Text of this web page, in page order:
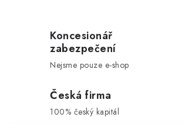
Koncesionář
zabezpečení
Nejsme pouze e-shop
Česká firma
100% český kapitál